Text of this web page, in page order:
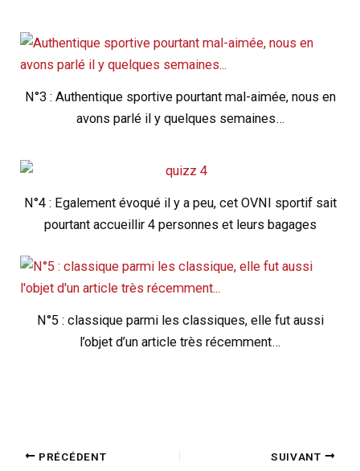
N°3 : Authentique sportive pourtant mal-aimée, nous en
avons parlé il y quelques semaines…
N°4 : Egalement évoqué il y a peu, cet OVNI sportif sait
pourtant accueillir 4 personnes et leurs bagages
N°5 : classique parmi les classiques, elle fut aussi
l’objet d’un article très récemment…
PRÉCÉDENT SUIVANT